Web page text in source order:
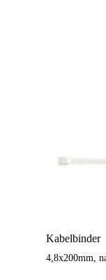
Kabelbinder
4,8x200mm,